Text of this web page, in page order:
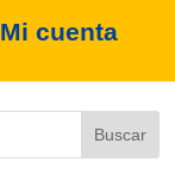
Mi cuenta